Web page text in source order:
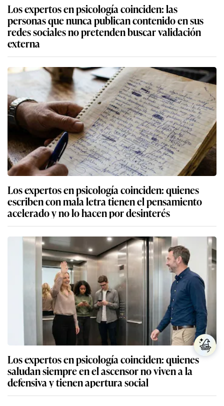
Los expertos en psicología coinciden: las
personas que nunca publican contenido en sus
redes sociales no pretenden buscar validación
externa
Los expertos en psicología coinciden: quienes
escriben con mala letra tienen el pensamiento
acelerado y no lo hacen por desinterés
Los expertos en psicología coinciden: quienes
saludan siempre en el ascensor no viven a la
defensiva y tienen apertura social